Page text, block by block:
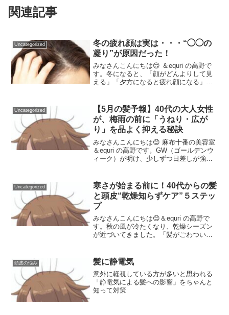
関連記事
Uncategorized
冬の疲れ顔は実は・・・“◯◯の
凝り”が原因だった！
みなさんこんにちは😊 ＆equri の高野で
す。冬になると、「顔がどんよりして見
える」「夕方になると疲れ顔になる」
す・・・😓その原因、実は……“頭皮のこ
り（硬化）” にあるこ...
Uncategorized
【5月の髪予報】40代の大人女性
が、梅雨の前に「うねり・広が
り」を品よく抑える秘訣
みなさんこんにちは😊 麻布十番の美容室
＆equri の高野です。GW（ゴールデンウ
ィーク）が明け、少しずつ日差しが強く
てもすぐに髪がボワっちゃう（広がっち
ゃう）の……...
Uncategorized
寒さが始まる前に！40代からの髪
と頭皮“乾燥知らずケア”５ステッ
プ
みなさんこんにちは😊＆equri の高野で
す。秋の風が冷たくなり、乾燥シーズン
が近づいてきました。「髪がごわついて
じ始めていませんか？何回か書いていま
すが特に40代以...
頭皮の悩み 髪に静電気
意外に軽視している方が多いと思われる
「静電気による髪への影響」をちゃんと
知って対策